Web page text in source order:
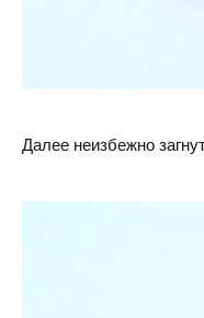
Далее неизбежно